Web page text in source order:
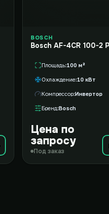
BOSCH
Bosch AF-4CR 100-2
Площадь 100 м²
Охлаждение 10 кВт
Компрессор Инвертор
Бренд Bosch
Цена по
запросу
Под заказ